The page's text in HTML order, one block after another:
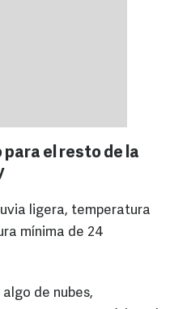
el resto de la
ligera, temperatura
mínima de 24
de nubes,